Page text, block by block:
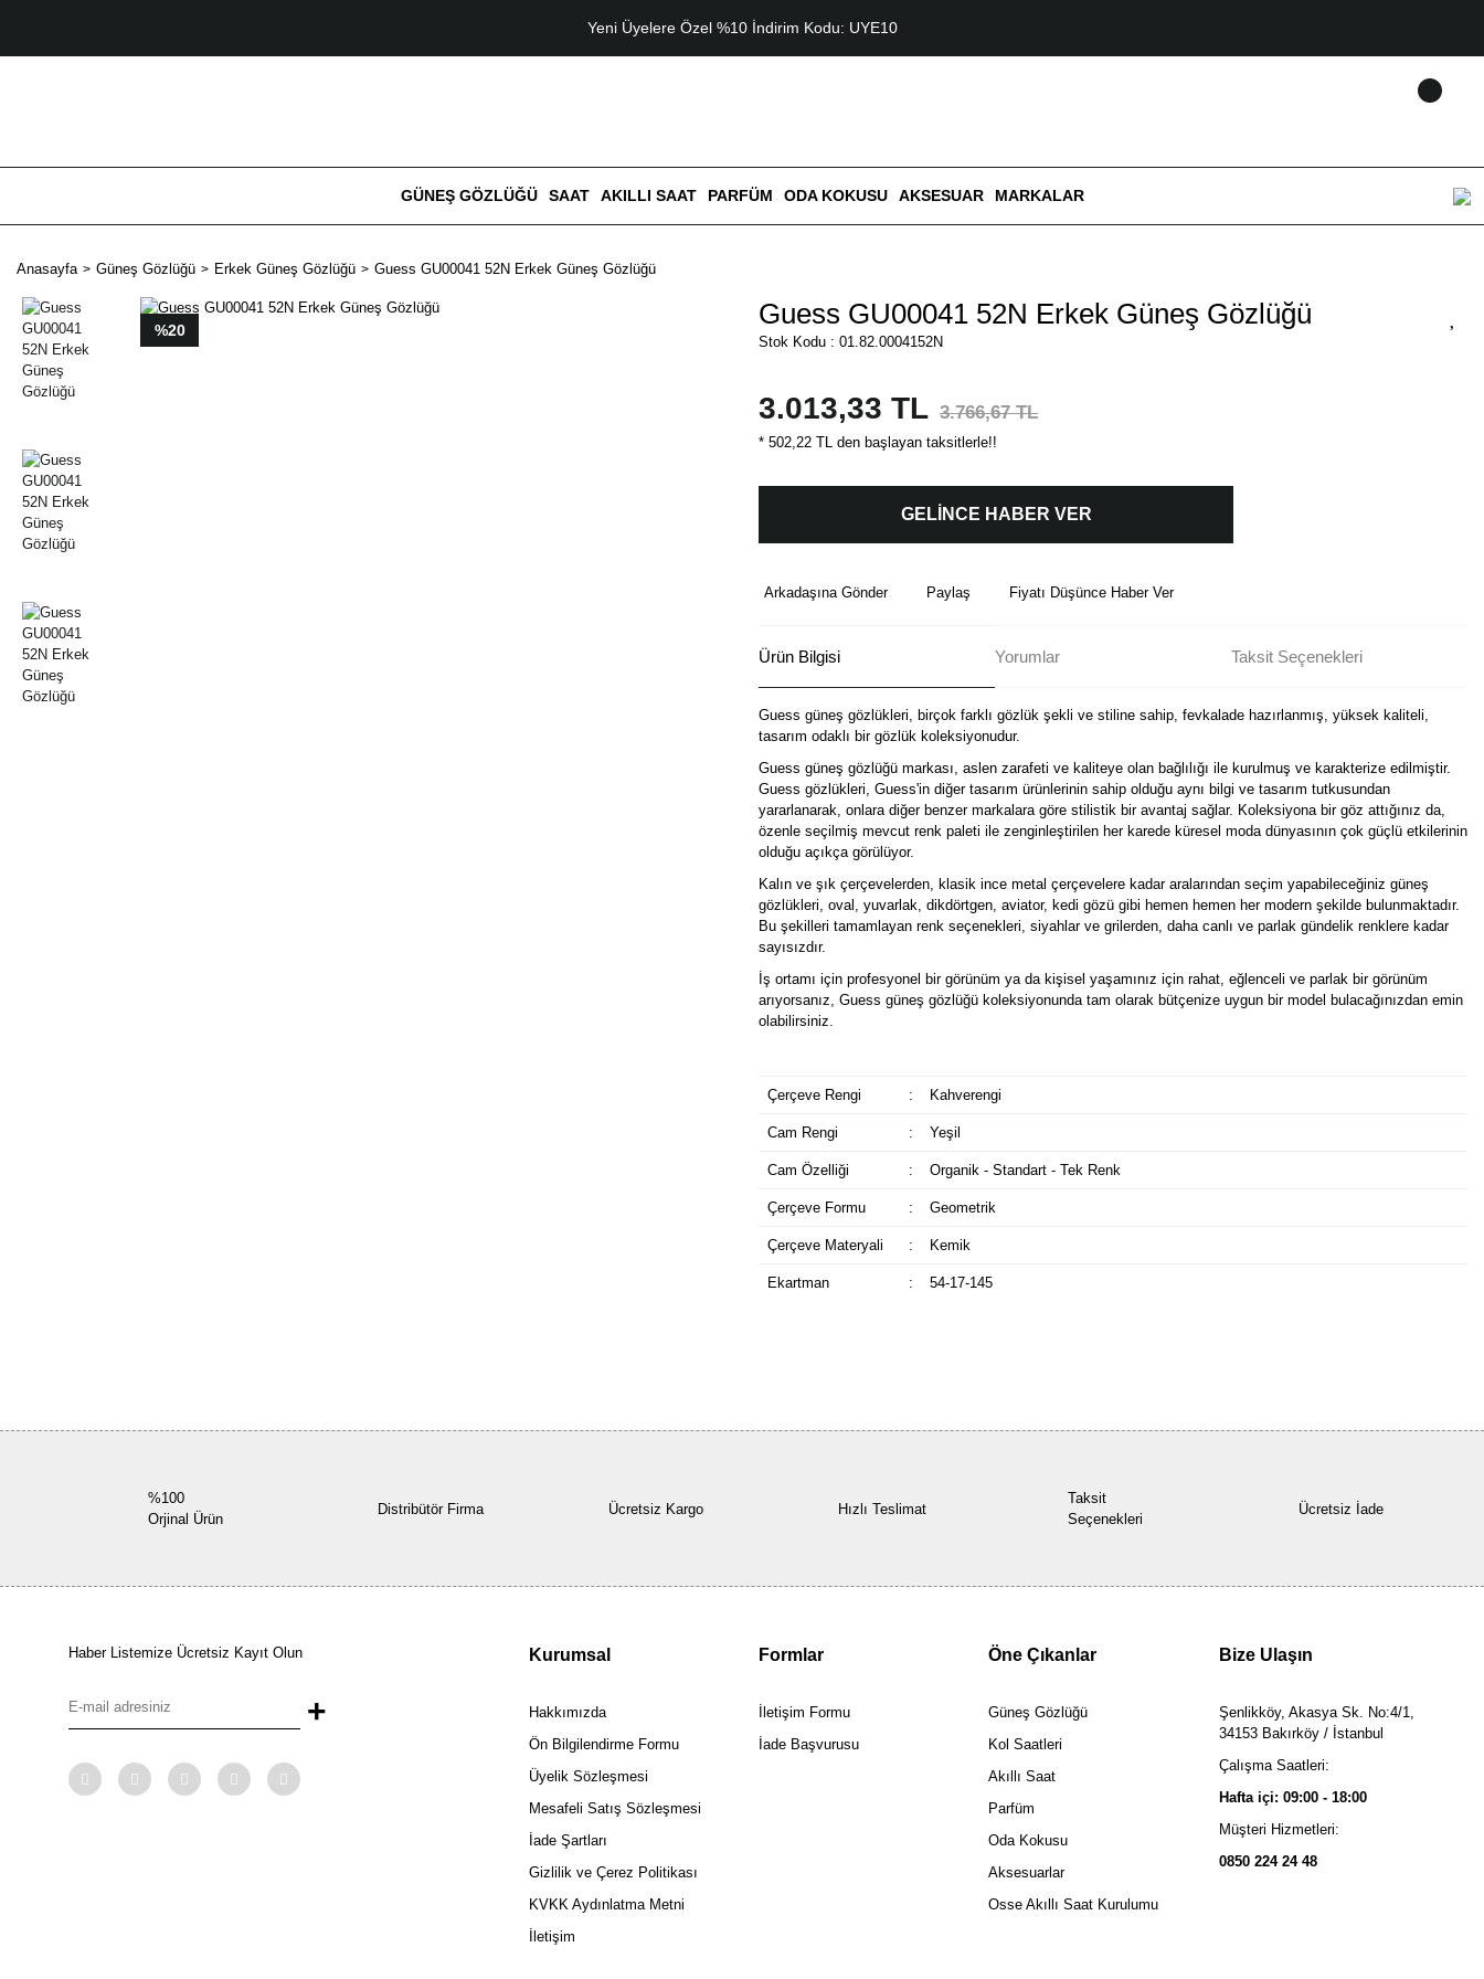
Yeni Üyelere Özel %10 İndirim Kodu: UYE10
GÜNEŞ GÖZLÜĞÜ SAAT AKILLI SAAT PARFÜM ODA KOKUSU AKSESUAR MARKALAR
Anasayfa Güneş Gözlüğü Erkek Güneş Gözlüğü Guess GU00041 52N Erkek Güneş Gözlüğü
%20 Guess GU00041 52N Erkek Güneş Gözlüğü
Stok Kodu : 01.82.0004152N
3.013,33 TL 3.766,67 TL
* 502,22 TL den başlayan taksitlerle!!
GELİNCE HABER VER
Arkadaşına Gönder Paylaş Fiyatı Düşünce Haber Ver
Ürün Bilgisi Yorumlar Taksit Seçenekleri
Guess güneş gözlükleri, birçok farklı gözlük şekli ve stiline sahip, fevkalade hazırlanmış, yüksek kaliteli,
tasarım odaklı bir gözlük koleksiyonudur.
Guess güneş gözlüğü markası, aslen zarafeti ve kaliteye olan bağlılığı ile kurulmuş ve karakterize edilmiştir.
Guess gözlükleri, Guess'in diğer tasarım ürünlerinin sahip olduğu aynı bilgi ve tasarım tutkusundan
yararlanarak, onlara diğer benzer markalara göre stilistik bir avantaj sağlar. Koleksiyona bir göz attığınız da,
özenle seçilmiş mevcut renk paleti ile zenginleştirilen her karede küresel moda dünyasının çok güçlü etkilerinin
olduğu açıkça görülüyor.
Kalın ve şık çerçevelerden, klasik ince metal çerçevelere kadar aralarından seçim yapabileceğiniz güneş
gözlükleri, oval, yuvarlak, dikdörtgen, aviator, kedi gözü gibi hemen hemen her modern şekilde bulunmaktadır.
Bu şekilleri tamamlayan renk seçenekleri, siyahlar ve grilerden, daha canlı ve parlak gündelik renklere kadar
sayısızdır.
İş ortamı için profesyonel bir görünüm ya da kişisel yaşamınız için rahat, eğlenceli ve parlak bir görünüm
arıyorsanız, Guess güneş gözlüğü koleksiyonunda tam olarak bütçenize uygun bir model bulacağınızdan emin
olabilirsiniz.
Çerçeve Rengi : Kahverengi
Cam Rengi : Yeşil
Cam Özelliği : Organik - Standart - Tek Renk
Çerçeve Formu : Geometrik
Çerçeve Materyali : Kemik
Ekartman : 54-17-145
%100
Orjinal Ürün
Distribütör Firma Ücretsiz Kargo Hızlı Teslimat
Taksit
Seçenekleri
Ücretsiz İade
Haber Listemize Ücretsiz Kayıt Olun
+
Kurumsal
Hakkımızda
Ön Bilgilendirme Formu
Üyelik Sözleşmesi
Mesafeli Satış Sözleşmesi
İade Şartları
Gizlilik ve Çerez Politikası
KVKK Aydınlatma Metni
İletişim
Formlar
İletişim Formu
İade Başvurusu
Öne Çıkanlar
Güneş Gözlüğü
Kol Saatleri
Akıllı Saat
Parfüm
Oda Kokusu
Aksesuarlar
Osse Akıllı Saat Kurulumu
Bize Ulaşın
Şenlikköy, Akasya Sk. No:4/1,
34153 Bakırköy / İstanbul
Çalışma Saatleri:
Hafta içi: 09:00 - 18:00
Müşteri Hizmetleri:
0850 224 24 48